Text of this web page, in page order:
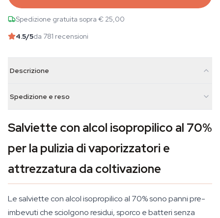
Spedizione gratuita sopra € 25,00
4.5/5da 781 recensioni
Descrizione
Spedizione e reso
Salviette con alcol isopropilico al 70%
per la pulizia di vaporizzatori e
attrezzatura da coltivazione
Le salviette con alcol isopropilico al 70% sono panni pre-
imbevuti che sciolgono residui, sporco e batteri senza